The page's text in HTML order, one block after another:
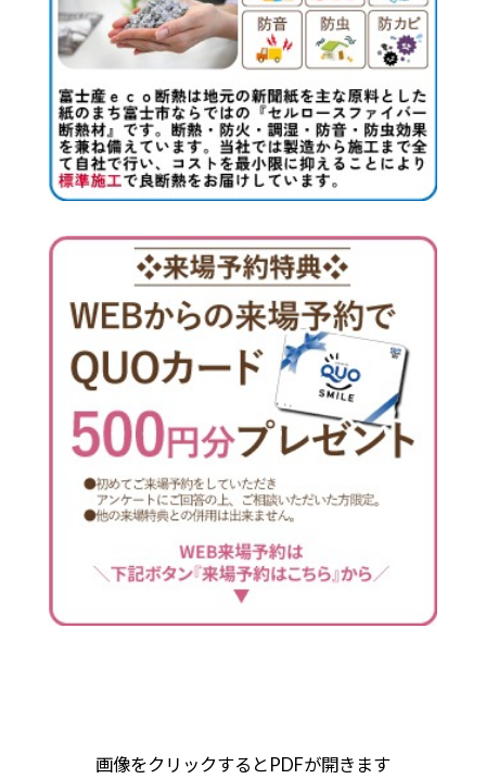
画像をクリックするとPDFが開きます